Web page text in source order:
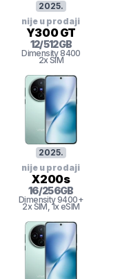
2025.
nije u prodaji
Y300 GT
12/512GB
Dimensity 8400
2x SIM
2025.
nije u prodaji
X200s
16/256GB
Dimensity 9400+
2x SIM, 1x eSIM